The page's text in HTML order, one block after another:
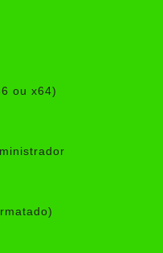
ou x64)